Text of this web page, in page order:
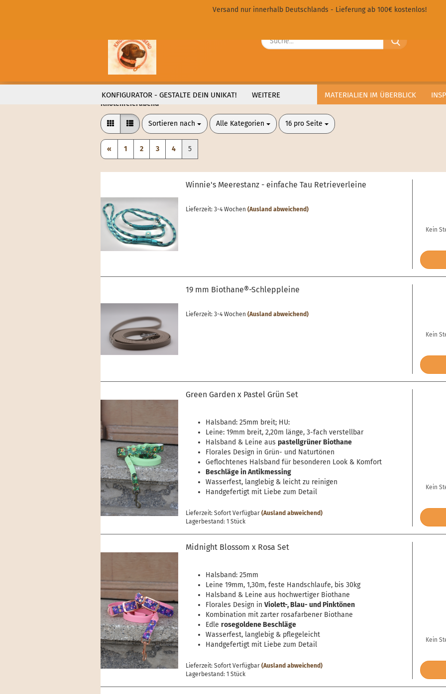
Versand nur innerhalb Deutschlands - Lieferung ab 100€ kostenlos!
KONFIGURATOR - GESTALTE DEIN UNIKAT! MATERIALIEN IM ÜBERBLICK
WEITERE
Knotenfeierabend
Sortieren nach
Sortieren nach Alle Kategorien
pro Seite 16 pro Seite
pro Seite
« 1 2 3 4 5
Winnie's Meerestanz - einfache Tau Retrieverleine
Lieferzeit: 3-4 Wochen (Ausland abweichend)
Kein
19 mm Biothane®-Schleppleine
Lieferzeit: 3-4 Wochen (Ausland abweichend)
Kein
Green Garden x Pastel Grün Set
Halsband: 25mm breit; HU:
Leine: 19mm breit, 2,20m länge, 3-fach verstellbar
Halsband & Leine aus pastellgrüner Biothane
Florales Design in Grün- und Naturtönen
Geflochtenes Halsband für besonderen Look & Komfort
Beschläge in Antikmessing
Wasserfest, langlebig & leicht zu reinigen
Handgefertigt mit Liebe zum Detail
Lieferzeit: Sofort Verfügbar (Ausland abweichend)
Lagerbestand: 1 Stück
Kein
Midnight Blossom x Rosa Set
Halsband: 25mm
Leine 19mm, 1,30m, feste Handschlaufe, bis 30kg
Halsband & Leine aus hochwertiger Biothane
Florales Design in Violett-, Blau- und Pinktönen
Kombination mit zarter rosafarbener Biothane
Edle rosegoldene Beschläge
Wasserfest, langlebig & pflegeleicht
Handgefertigt mit Liebe zum Detail
Lieferzeit: Sofort Verfügbar (Ausland abweichend)
Lagerbestand: 1 Stück
Kein